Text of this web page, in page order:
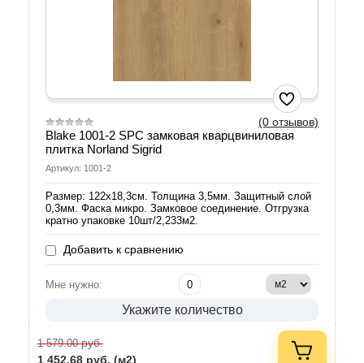
(0 отзывов)
Blake 1001-2 SPC замковая кварцвиниловая
плитка Norland Sigrid
Артикул: 1001-2
Размер: 122х18,3см. Толщина 3,5мм. Защитный слой
0,3мм. Фаска микро. Замковое соединение. Отгрузка
кратно упаковке 10шт/2,233м2.
Добавить к сравнению
Мне нужно:
Укажите количество
1 579.00руб.
1 452.68 руб. (м2)